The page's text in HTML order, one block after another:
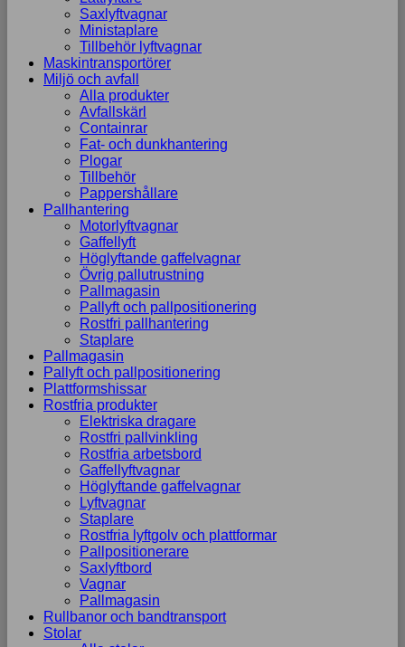
Saxlyftvagnar
Ministaplare
Tillbehör lyftvagnar
Maskintransportörer
Miljö och avfall
Alla produkter
Avfallskärl
Containrar
Fat- och dunkhantering
Plogar
Tillbehör
Pappershållare
Pallhantering
Motorlyftvagnar
Gaffellyft
Höglyftande gaffelvagnar
Övrig pallutrustning
Pallmagasin
Pallyft och pallpositionering
Rostfri pallhantering
Staplare
Pallmagasin
Pallyft och pallpositionering
Plattformshissar
Rostfria produkter
Elektriska dragare
Rostfri pallvinkling
Rostfria arbetsbord
Gaffellyftvagnar
Höglyftande gaffelvagnar
Lyftvagnar
Staplare
Rostfria lyftgolv och plattformar
Pallpositionerare
Saxlyftbord
Vagnar
Pallmagasin
Rullbanor och bandtransport
Stolar